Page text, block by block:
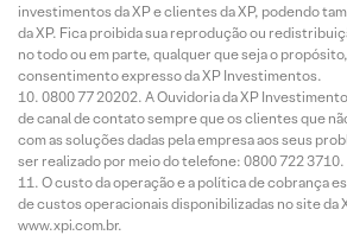
investimentos da XP e clientes da XP, podendo
da XP. Fica proibida sua reprodução ou
no todo ou em parte, qualquer que seja o
consentimento expresso da XP Investimentos.
0800 77 20202. A Ouvidoria da XP
de canal de contato sempre que os clientes que
com as soluções dadas pela empresa aos seus
ser realizado por meio do telefone: 0800 722 3710.
O custo da operação e a política de cobrança
de custos operacionais disponibilizadas no site da
www.xpi.com.br.